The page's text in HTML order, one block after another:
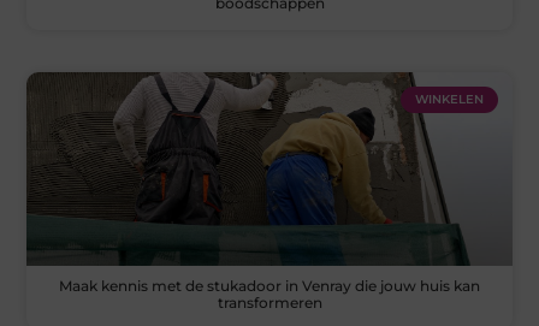
WINKELEN
Maak kennis met de stukadoor in Venray die jouw huis kan
transformeren